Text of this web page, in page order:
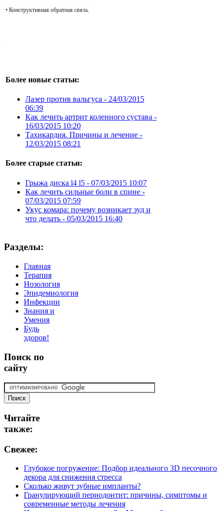
• Конструктивная обратная связь.
Более новые статьи:
Лазер против вальгуса - 24/03/2015
06:39
Как лечить артрит коленного сустава -
16/03/2015 10:20
Тахикардия. Причины и лечение -
12/03/2015 08:21
Более старые статьи:
Грыжа диска l4 l5 - 07/03/2015 10:07
Как лечить сильные боли в спине -
07/03/2015 07:59
Укус комара: почему возникает зуд и
что делать - 05/03/2015 16:40
Разделы:
Главная
Терапия
Нозология
Эпидемиология
Инфекции
Знания и
Умения
Будь
здоров!
Поиск по
сайту
Читайте
также:
Свежее:
Глубокое погружение: Подбор идеального 3D песочного
декора для снижения стресса
Сколько живут зубные импланты?
Гранулирующий периодонтит: причины, симптомы и
современные методы лечения